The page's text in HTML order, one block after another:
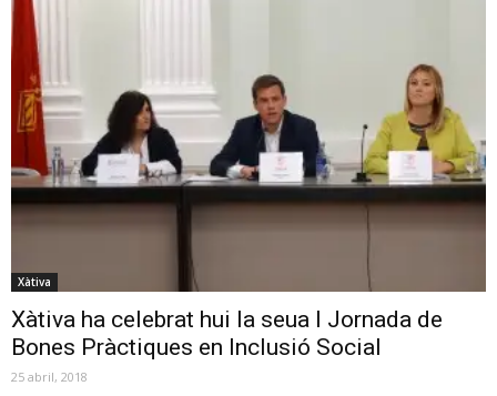
Xàtiva
Xàtiva ha celebrat hui la seua I Jornada de
Bones Pràctiques en Inclusió Social
25 abril, 2018